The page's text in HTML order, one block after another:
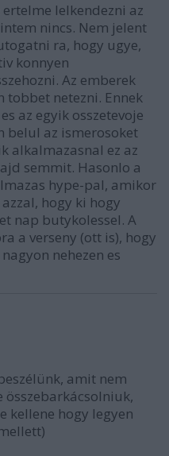
lelkendezni az
nincs. Nem jelent
ra, hogy ugye,
konnyen
Az emberek
tobbet netezni. Ennek
az egyik osszetevoje
belul az ismerosoket
alkalmazasnal ez az
semmit. Hasonlo a
hype-pal, amikor
hogy ki hogy
nap butykolessel. A
a verseny (ott is), hogy
nehezen es
amit nem
kellene hogy legyen